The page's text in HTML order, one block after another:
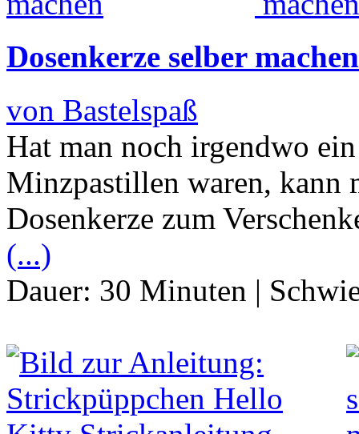
Dosenkerze selber machen
von Bastelspaß
Hat man noch irgendwo
Minzpastillen waren, kann
Dosenkerze zum
(...)
Dauer: 30 Minuten |